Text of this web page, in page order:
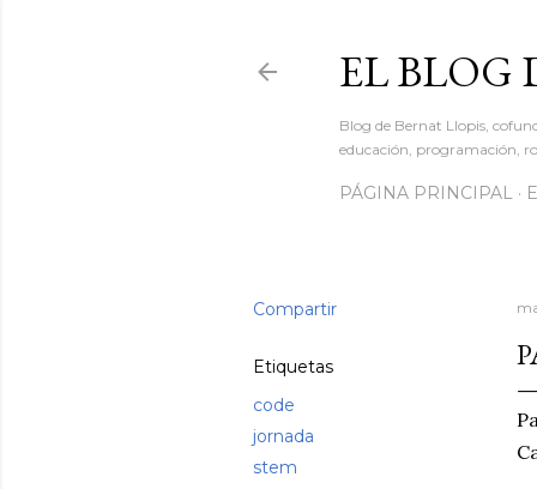
EL BLOG
Blog de Bernat Llopis,
educación, programación,
PÁGINA PRINCIPAL
Compartir
Etiquetas
code
jornada
stem